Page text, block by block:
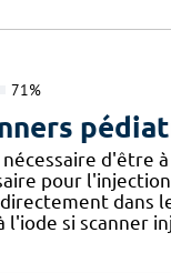
71%
d'être
pour
dans
l'iode si scanner